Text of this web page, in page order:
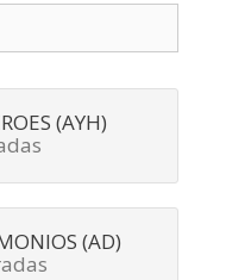
(AYH)
(AD)